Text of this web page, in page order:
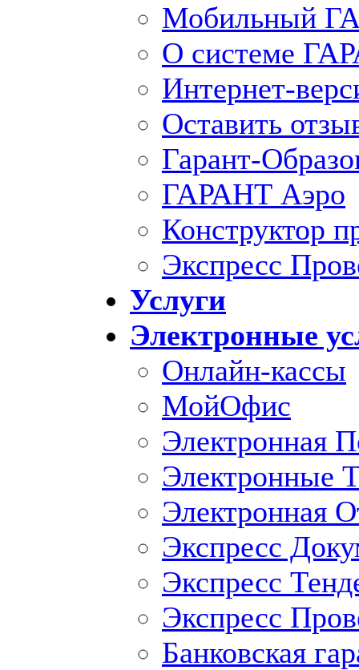
Мобильный
О системе
Интернет-
Оставить
Гарант-
ГАРАНТ Аэро
Конструктор
Экспресс
Услуги
Электронные
Онлайн-кассы
МойОфис
Электронная
Электронные
Электронная
Экспресс
Экспресс
Экспресс
Банковская